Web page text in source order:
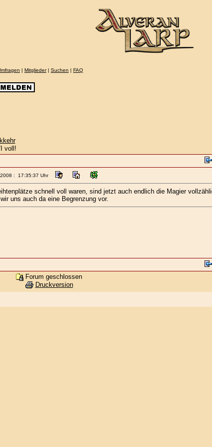
| Mitglieder| Suchen | FAQ
voll!
: 17:35:37 Uhr
schnell voll waren, sind jetzt auch endlich die Magier
uns auch da eine Begrenzung vor.
Forum geschlossen
Druckversion